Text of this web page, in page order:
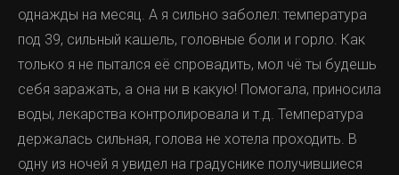
однажды на месяц. А я сильно заболел: температура
под 39, сильный кашель, головные боли и горло. Как
только я не пытался её спровадить, мол чё ты будешь
себя заражать, а она ни в какую! Помогала, приносила
воды, лекарства контролировала и т.д. Температура
держалась сильная, голова не хотела проходить. В
одну из ночей я увидел на градуснике получившиеся